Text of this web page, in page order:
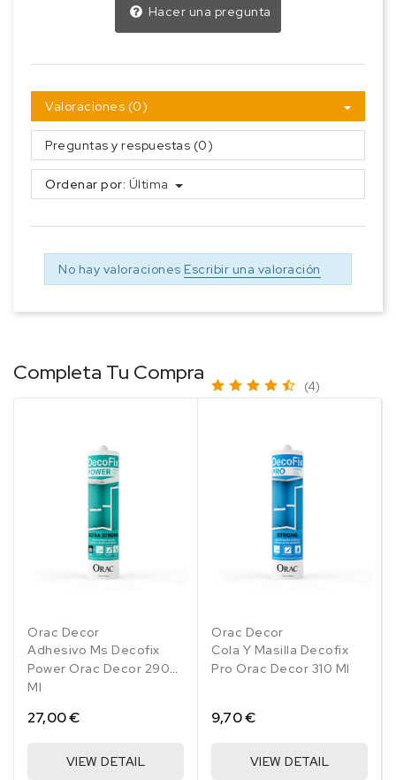
Hacer una pregunta
Valoraciones (0)
Preguntas y respuestas (0)
Ordenar por: Última
No hay valoraciones Escribir una valoración
Completa Tu Compra
Orac Decor
Adhesivo Ms Decofix
Power Orac Decor 290
Ml
27,00 €
VIEW DETAIL
Orac Decor
Cola Y Masilla Decofix
Pro Orac Decor 310 Ml
(4)
9,70 €
VIEW DETAIL